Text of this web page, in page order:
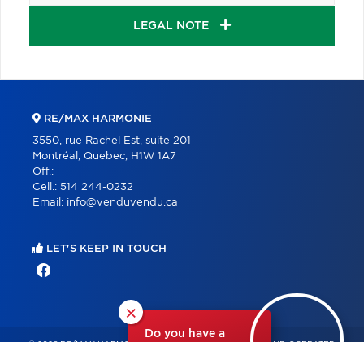
LEGAL NOTE
×
Do you have a
RE/MAX HARMONIE
3550, rue Rachel Est, suite 201
Montréal, Quebec, H1W 1A7
Off.:
Cell.: 514 244-0232
Email: info@venduvendu.ca
LET'S KEEP IN TOUCH